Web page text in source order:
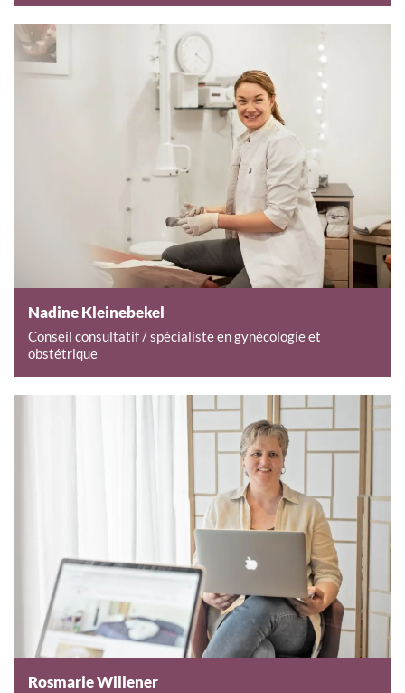
Nadine Kleinebekel
Conseil consultatif / spécialiste en gynécologie et
obstétrique
Rosmarie Willener